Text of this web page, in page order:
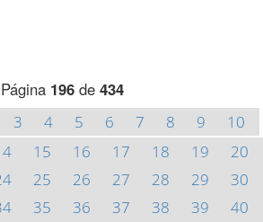
Página 196de 434
3 4 5 6 7 8 9
10
15 16 17 18 19
20
25 26 27 28 29
30
35 36 37 38 39
40